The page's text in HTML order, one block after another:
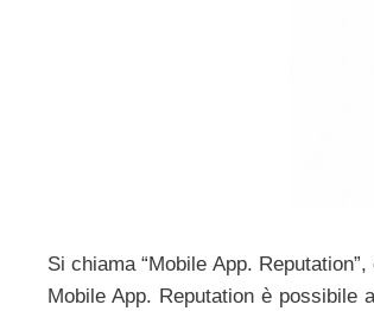
Si chiama “Mobile App.
Mobile App. Reputation è possibile